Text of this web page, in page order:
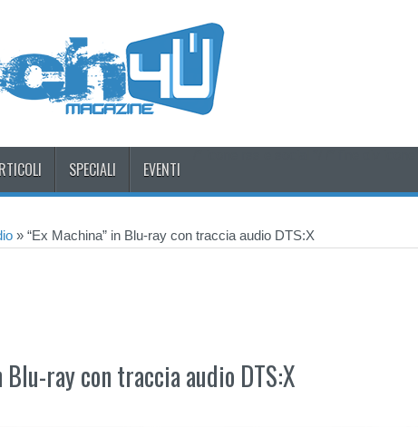
SPECIALI EVENTI
» “Ex Machina” in Blu-ray con traccia audio DTS:X
Blu-ray con traccia audio DTS:X